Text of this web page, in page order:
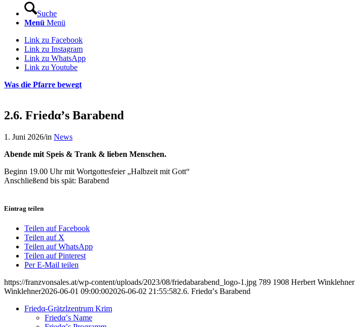
Suche
Menü Menü
Link zu Facebook
Link zu Instagram
Link zu WhatsApp
Link zu Youtube
Was die Pfarre bewegt
2.6. Friedα’s Barabend
1. Juni 2026/in News
Abende mit Speis & Trank & lieben Menschen.
Beginn 19.00 Uhr mit Wortgottesfeier „Halbzeit mit Gott“
Anschließend bis spät: Barabend
Eintrag teilen
Teilen auf Facebook
Teilen auf X
Teilen auf WhatsApp
Teilen auf Pinterest
Per E-Mail teilen
https://franzvonsales.at/wp-content/uploads/2023/08/friedabarabend_logo-1.jpg 789 1908 Herbert Winklehner
Winklehner2026-06-01 09:00:002026-06-02 21:55:582.6. Friedα’s Barabend
Friedα-Grätzlzentrum Krim
Friedα’s Name